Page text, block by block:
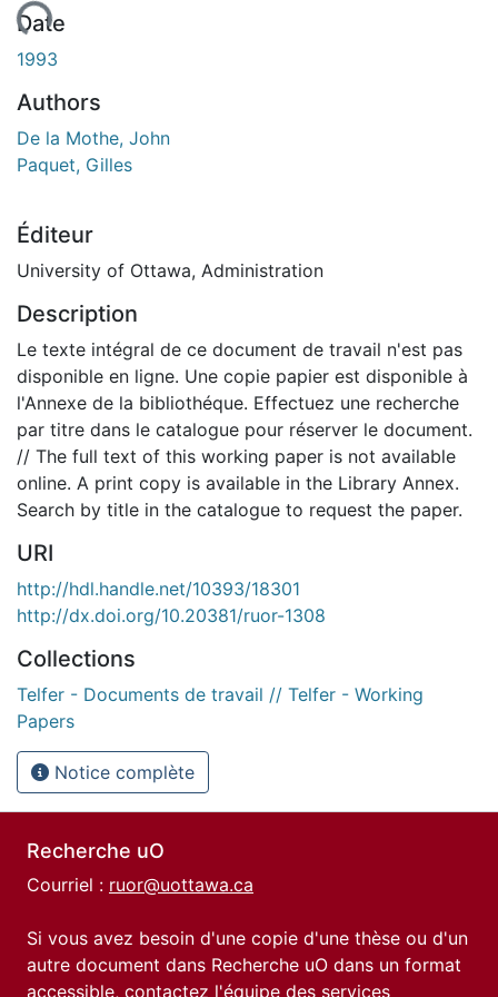
Date
1993
Authors
De la Mothe, John
Paquet, Gilles
Éditeur
University of Ottawa, Administration
Description
Le texte intégral de ce document de travail n'est pas
disponible en ligne. Une copie papier est disponible à
l'Annexe de la bibliothéque. Effectuez une recherche
par titre dans le catalogue pour réserver le document.
// The full text of this working paper is not available
online. A print copy is available in the Library Annex.
Search by title in the catalogue to request the paper.
URI
http://hdl.handle.net/10393/18301
http://dx.doi.org/10.20381/ruor-1308
Collections
Telfer - Documents de travail // Telfer - Working
Papers
Notice complète
Recherche uO
Courriel : ruor@uottawa.ca
Si vous avez besoin d'une copie d'une thèse ou d'un
autre document dans Recherche uO dans un format
accessible, contactez l'équipe des services